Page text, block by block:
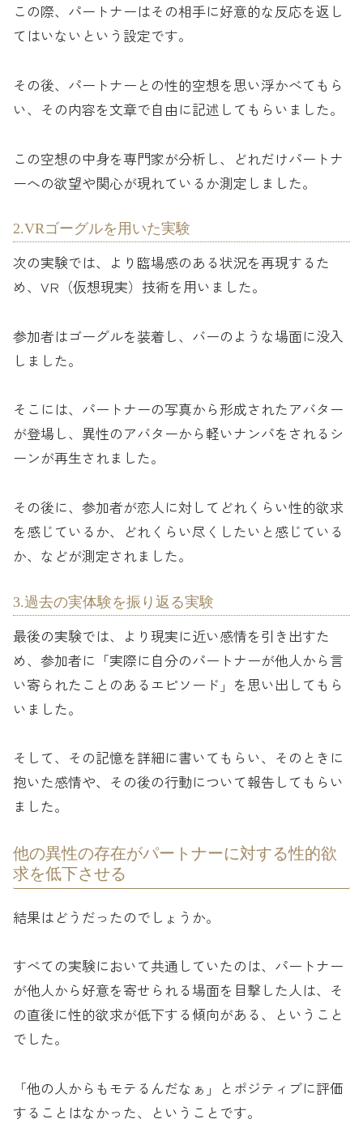
この際、パートナーはその相手に好意的な反応を返し
てはいないという設定です。
その後、パートナーとの性的空想を思い浮かべてもら
い、その内容を文章で自由に記述してもらいました。
この空想の中身を専門家が分析し、どれだけパートナ
ーへの欲望や関心が現れているか測定しました。
2.VRゴーグルを用いた実験
次の実験では、より臨場感のある状況を再現するた
め、VR（仮想現実）技術を用いました。
参加者はゴーグルを装着し、バーのような場面に没入
しました。
そこには、パートナーの写真から形成されたアバター
が登場し、異性のアバターから軽いナンパをされるシ
ーンが再生されました。
その後に、参加者が恋人に対してどれくらい性的欲求
を感じているか、どれくらい尽くしたいと感じている
か、などが測定されました。
3.過去の実体験を振り返る実験
最後の実験では、より現実に近い感情を引き出すた
め、参加者に「実際に自分のパートナーが他人から言
い寄られたことのあるエピソード」を思い出してもら
いました。
そして、その記憶を詳細に書いてもらい、そのときに
抱いた感情や、その後の行動について報告してもらい
ました。
他の異性の存在がパートナーに対する性的欲
求を低下させる
結果はどうだったのでしょうか。
すべての実験において共通していたのは、パートナー
が他人から好意を寄せられる場面を目撃した人は、そ
の直後に性的欲求が低下する傾向がある、ということ
でした。
「他の人からもモテるんだなぁ」とポジティブに評価
することはなかった、ということです。